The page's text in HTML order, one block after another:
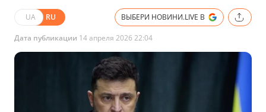
UA RU ВЫБЕРИ НОВИНИ.LIVE В
Дата публикации 14 апреля 2026 22:04